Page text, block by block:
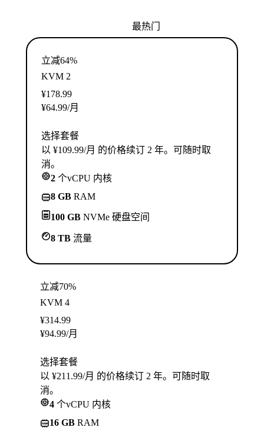
最热门
立减64%
KVM 2
¥178.99
¥64.99/月
选择套餐
以 ¥109.99/月 的价格续订 2 年。可随时取
消。
2 个vCPU 内核
8 GB RAM
100 GB NVMe 硬盘空间
8 TB 流量
立减70%
KVM 4
¥314.99
¥94.99/月
选择套餐
以 ¥211.99/月 的价格续订 2 年。可随时取
消。
4 个vCPU 内核
16 GB RAM